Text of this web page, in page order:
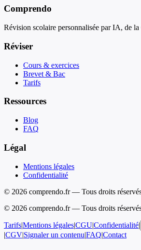
Comprendo
Révision scolaire personnalisée par IA, de la
Réviser
Cours & exercices
Brevet & Bac
Tarifs
Ressources
Blog
FAQ
Légal
Mentions légales
Confidentialité
© 2026 comprendo.fr — Tous droits
© 2026 comprendo.fr — Tous droits
Tarifs|Mentions légales|CGU|Confidentialité|
|CGV|Signaler un contenu|FAQ|Contact